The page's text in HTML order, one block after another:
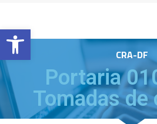
Barra de Ferramentas Aberta
CRA-DF
Portaria
Tomadas de